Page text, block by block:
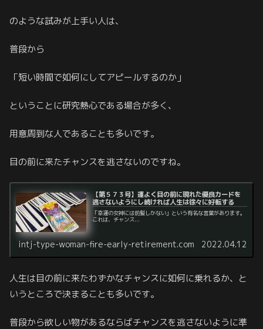
のような試みが上手い人は、
普段から
「短い時間で如何にしてアピールするのか」
ということに研究熱心である場合が多く、
用意周到な人であることも多いです。
目の前に来たチャンスを逃さないのですね。
【第５７３号】運よく目の前に現れた優良カードを
逃さないようにし続ければ人生は徐々に好転する
「幸運の女神には前髪しかない」という有名な言葉があります。
これは、チャンス...
intj-type-woman-fire-early-retirement.com 2022.04.12
人生は目の前に来たわずかなチャンスに如何に乗れるか、と
いうところで決まることも多いです。
普段から欲しい物があるならばチャンスを逃さないように準